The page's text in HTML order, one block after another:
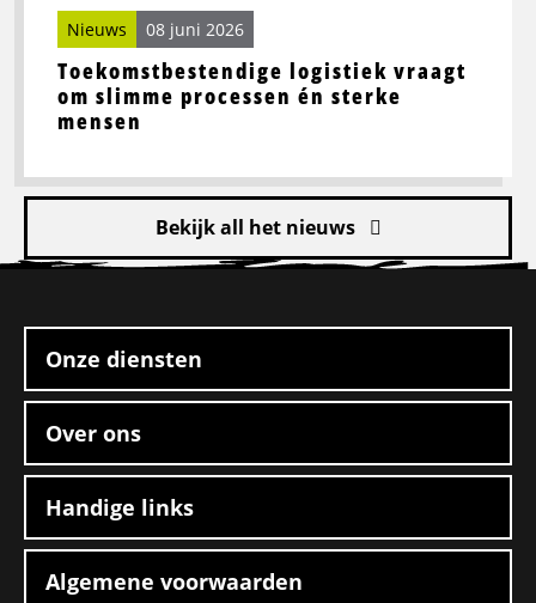
Toekomstbestendige logistiek vraagt
om slimme processen én sterke
mensen
Nieuws 08 juni 2026
Bekijk all het nieuws
footer
Onze diensten
Over ons
Handige links
Algemene voorwaarden